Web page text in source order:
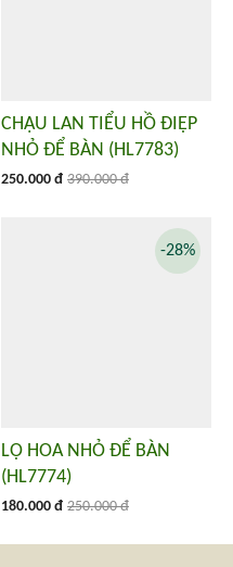
CHẬU LAN TIỂU HỒ ĐIỆP
NHỎ ĐỂ BÀN (HL7783)
250.000 đ 390.000 đ
LỌ HOA NHỎ ĐỂ BÀN
(HL7774)
180.000 đ 250.000 đ
-28%